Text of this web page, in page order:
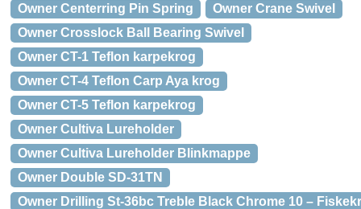
Owner Centerring Pin Spring
Owner Crane Swivel
Owner Crosslock Ball Bearing Swivel
Owner CT-1 Teflon karpekrog
Owner CT-4 Teflon Carp Aya krog
Owner CT-5 Teflon karpekrog
Owner Cultiva Lureholder
Owner Cultiva Lureholder Blinkmappe
Owner Double SD-31TN
Owner Drilling St-36bc Treble Black Chrome 10 –